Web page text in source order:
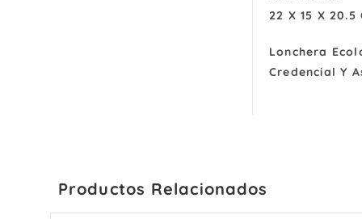
22 X 15 X 20.5
Lonchera
Credencial Y
Productos Relacionados